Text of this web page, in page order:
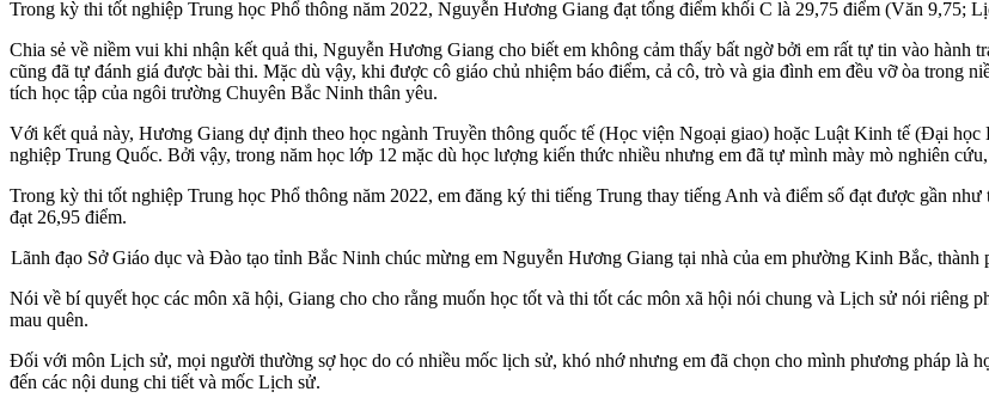
Trong kỳ thi tốt nghiệp Trung học Phổ thông năm 2022, Nguyễn Hương Giang đạt tổng điểm khối C là 29,75 điểm (Văn 9,75;
Chia sẻ về niềm vui khi nhận kết quả thi, Nguyễn Hương Giang cho biết em không cảm thấy bất ngờ bởi em rất tự tin vào hành
cũng đã tự đánh giá được bài thi. Mặc dù vậy, khi được cô giáo chủ nhiệm báo điểm, cả cô, trò và gia đình em đều vỡ òa trong
tích học tập của ngôi trường Chuyên Bắc Ninh thân yêu.
Với kết quả này, Hương Giang dự định theo học ngành Truyền thông quốc tế (Học viện Ngoại giao) hoặc Luật Kinh tế (Đại
nghiệp Trung Quốc. Bởi vậy, trong năm học lớp 12 mặc dù học lượng kiến thức nhiều nhưng em đã tự mình mày mò nghiên
Trong kỳ thi tốt nghiệp Trung học Phổ thông năm 2022, em đăng ký thi tiếng Trung thay tiếng Anh và điểm số đạt được gần
đạt 26,95 điểm.
Lãnh đạo Sở Giáo dục và Đào tạo tỉnh Bắc Ninh chúc mừng em Nguyễn Hương Giang tại nhà của em phường Kinh Bắc,
Nói về bí quyết học các môn xã hội, Giang cho cho rằng muốn học tốt và thi tốt các môn xã hội nói chung và Lịch sử nói riêng
mau quên.
Đối với môn Lịch sử, mọi người thường sợ học do có nhiều mốc lịch sử, khó nhớ nhưng em đã chọn cho mình phương pháp là
đến các nội dung chi tiết và mốc Lịch sử.